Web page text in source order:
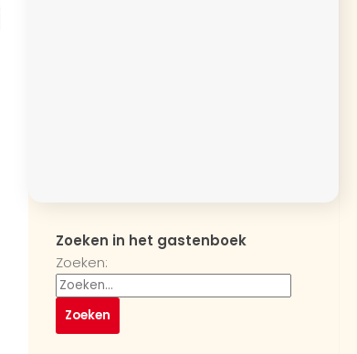
Zoeken in het gastenboek
Zoeken: